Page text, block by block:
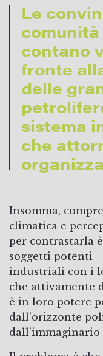
Le
contano
fronte
delle
sistema
che
Insomma,
climatica e
per contrastarla
soggetti potenti
industriali con i
che attivamente
è in loro potere
dall’orizzonte